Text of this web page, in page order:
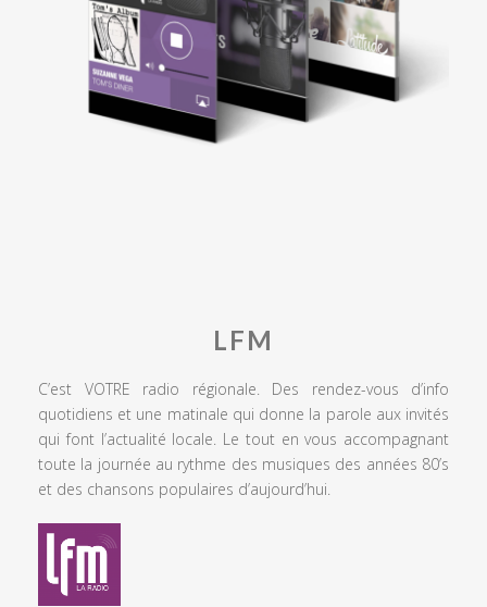
LFM
C’est VOTRE radio régionale. Des rendez-vous d’info
quotidiens et une matinale qui donne la parole aux invités
qui font l’actualité locale. Le tout en vous accompagnant
toute la journée au rythme des musiques des années 80’s
et des chansons populaires d’aujourd’hui.